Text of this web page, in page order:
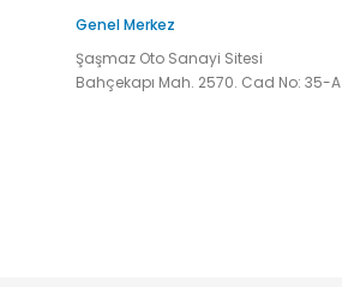
Genel Merkez
Şaşmaz Oto Sanayi Sitesi
Bahçekapı Mah. 2570. Cad No: 35-A